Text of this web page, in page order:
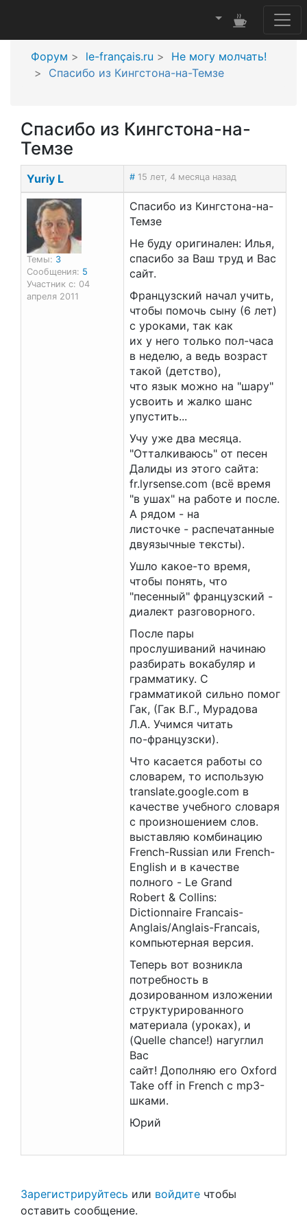
Форум le-français.ru
Не могу молчать!
Спасибо из Кингстона-на-Темзе
Спасибо из Кингстона-на-
Темзе
Yuriy L # 15 лет, 4 месяца назад
Темы: 3
Сообщения: 5
Участник с: 04
апреля 2011
Спасибо из Кингстона-на-
Темзе
Не буду оригинален: Илья,
спасибо за Ваш труд и Вас
сайт.
Французский начал учить,
чтобы помочь сыну (6 лет)
с уроками, так как
их у него только пол-часа
в неделю, а ведь возраст
такой (детство),
что язык можно на "шару"
усвоить и жалко шанс
упустить...
Учу уже два месяца.
"Отталкиваюсь" от песен
Далиды из этого сайта:
fr.lyrsense.com (всё время
"в ушах" на работе и после.
А рядом - на
листочке - распечатанные
двуязычные тексты).
Ушло какое-то время,
чтобы понять, что
"песенный" французский -
диалект разговорного.
После пары
прослушиваний начинаю
разбирать вокабуляр и
грамматику. С
грамматикой сильно помог
Гак, (Гак В.Г., Мурадова
Л.А. Учимся читать
по-французски).
Что касается работы со
словарем, то использую
translate.google.com в
качестве учебного словаря
с произношением слов.
выставляю комбинацию
French-Russian или French-
English и в качестве
полного - Le Grand
Robert & Collins:
Dictionnaire Francais-
Anglais/Anglais-Francais,
компьютерная версия.
Теперь вот возникла
потребность в
дозированном изложении
структурированного
материала (уроках), и
(Quelle chance!) нагуглил
Вас
сайт! Дополняю его Oxford
Take off in French с mp3-
шками.
Юрий
Зарегистрируйтесь или войдите чтобы
оставить сообщение.